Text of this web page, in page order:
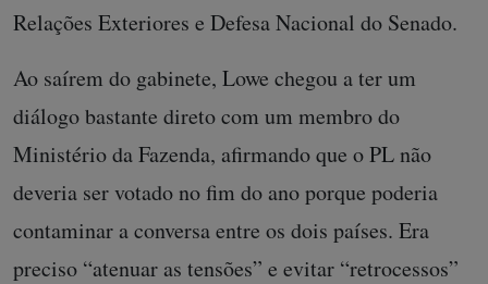
Relações Exteriores e Defesa Nacional do Senado.
Ao saírem do gabinete, Lowe chegou a ter um
diálogo bastante direto com um membro do
Ministério da Fazenda, afirmando que o PL não
deveria ser votado no fim do ano porque poderia
contaminar a conversa entre os dois países. Era
preciso “atenuar as tensões” e evitar “retrocessos”